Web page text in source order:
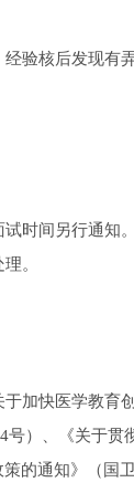
验核后发现有
时间另行通知
。
加快医学教育
号）、《关于贯
的通知》（国